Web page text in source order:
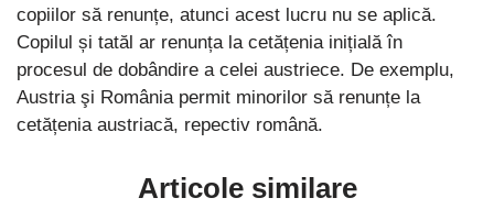
copiilor să renunțe, atunci acest lucru nu se aplică.
Copilul și tatăl ar renunța la cetățenia inițială în
procesul de dobândire a celei austriece. De exemplu,
Austria şi România permit minorilor să renunțe la
cetățenia austriacă, repectiv română.
Articole similare